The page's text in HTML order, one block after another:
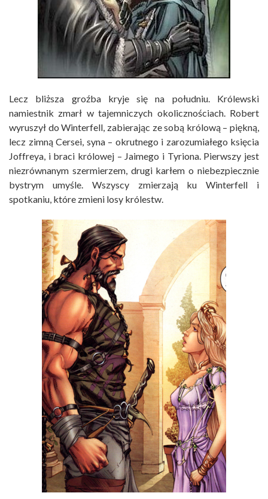
Lecz bliższa groźba kryje się na południu. Królewski
namiestnik zmarł w tajemniczych okolicznościach. Robert
wyruszył do Winterfell, zabierając ze sobą królową – piękną,
lecz zimną Cersei, syna – okrutnego i zarozumiałego księcia
Joffreya, i braci królowej – Jaimego i Tyriona. Pierwszy jest
niezrównanym szermierzem, drugi karłem o niebezpiecznie
bystrym umyśle. Wszyscy zmierzają ku Winterfell i
spotkaniu, które zmieni losy królestw.